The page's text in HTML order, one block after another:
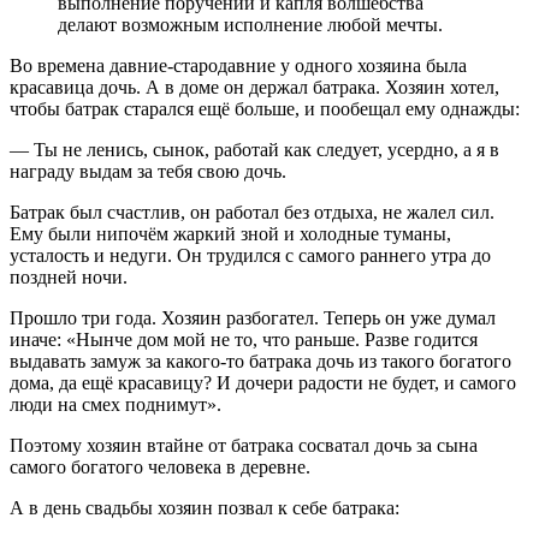
делают возможным исполнение любой мечты.
Вo времена давние-стародавние у одного хозяина была
красавица дочь. А в доме он держал батрака. Хозяин хотел,
чтобы батрак старался ещё больше, и пообещал ему однажды:
— Ты не ленись, сынок, работай как следует, усердно, а я в
награду выдам за тебя свою дочь.
Батрак был счастлив, он работал без отдыха, не жалел сил.
Ему были нипочём жаркий зной и холодные туманы,
усталость и недуги. Он трудился с самого раннего утра до
поздней ночи.
Прошло три года. Хозяин разбогател. Теперь он уже думал
иначе: «Нынче дом мой не то, что раньше. Разве годится
выдавать замуж за какого-то батрака дочь из такого богатого
дома, да ещё красавицу? И дочери радости не будет, и самого
люди на смех поднимут».
Поэтому хозяин втайне от батрака сосватал дочь за сына
самого богатого человека в деревне.
А в день свадьбы хозяин позвал к себе батрака: